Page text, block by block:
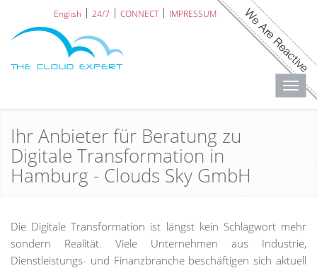
English 24/7 CONNECT IMPRESSUM
Ihr Anbieter für Beratung zu
Digitale Transformation in
Hamburg - Clouds Sky GmbH
Die Digitale Transformation ist längst kein Schlagwort mehr
sondern Realität. Viele Unternehmen aus Industrie,
Dienstleistungs- und Finanzbranche beschäftigen sich aktuell